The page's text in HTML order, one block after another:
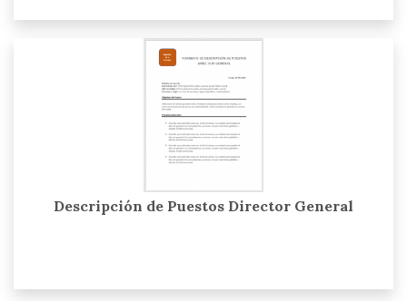
Descripción de Puestos Director General